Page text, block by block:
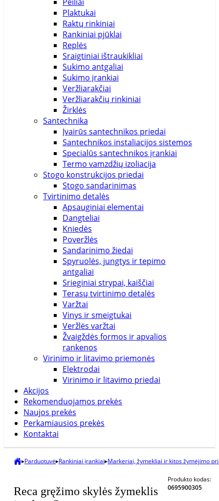
Plaktukai
Raktų rinkiniai
Rankiniai pjūklai
Replės
Sraigtiniai ištraukikliai
Sukimo antgaliai
Sukimo įrankiai
Veržliarakčiai
Veržliarakčių rinkiniai
Žirklės
Santechnika
Įvairūs santechnikos priedai
Santechnikos instaliacijos sistemos
Specialūs santechnikos įrankiai
Termo vamzdžių izoliacija
Stogo konstrukcijos priedai
Stogo sandarinimas
Tvirtinimo detalės
Apsauginiai elementai
Dangteliai
Kniedės
Poveržlės
Sandarinimo žiedai
Spyruolės, jungtys ir tepimo
antgaliai
Srieginiai strypai, kaiščiai
Terasų tvirtinimo detalės
Varžtai
Vinys ir smeigtukai
Veržlės varžtai
Žvaigždės formos ir apvalios
rankenos
Virinimo ir litavimo priemonės
Elektrodai
Virinimo ir litavimo priedai
Akcijos
Rekomenduojamos prekės
Naujos prekės
Perkamiausios prekės
Kontaktai
▸Parduotuvė▸Rankiniai įrankiai▸Markeriai, žymekliai ir kitos žymėjimo
Reca gręžimo skylės žymeklis
Produkto kodas:
0695900305